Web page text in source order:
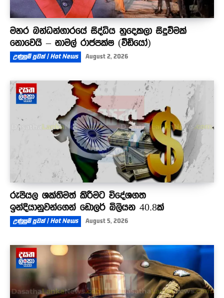
මහර බන්ධන්ගාරයේ සිද්ධිය හුදෙකලා සිදුවීමක්
නොවෙයි – නාමල් රාජපක්ෂ (වීඩියෝ)
උණුසුම් පුවත් | Hot News August 2, 2026
රුපියල ශක්තිමත් කිරීමට විදේශගත
ඉන්දියානුවන්ගෙන් ඩොලර් බිලියන 40.8ක්
උණුසුම් පුවත් | Hot News August 5, 2026